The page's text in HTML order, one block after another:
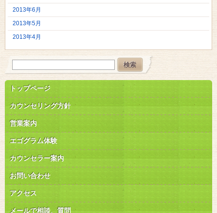
2013年6月
2013年5月
2013年4月
トップページ
カウンセリング方針
営業案内
エゴグラム体験
カウンセラー案内
お問い合わせ
アクセス
メールで相談、質問